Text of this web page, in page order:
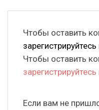
Чтобы оставить
зарегистрируйтесь
Чтобы оставить
зарегистрируйтесь
Если вам не